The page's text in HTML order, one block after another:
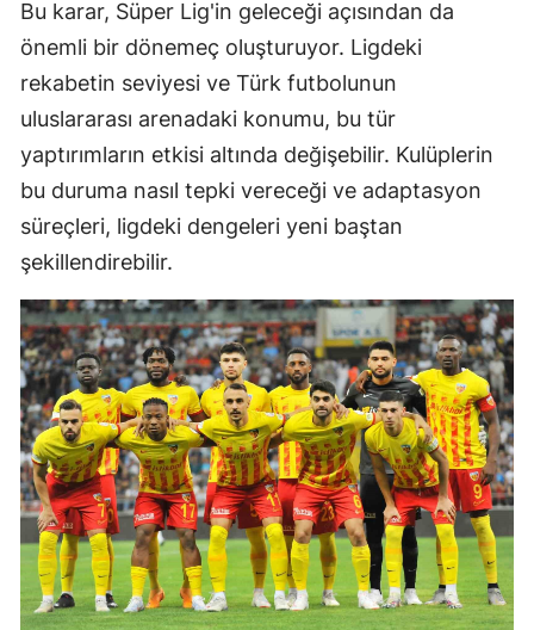
Bu karar, Süper Lig'in geleceği açısından da
önemli bir dönemeç oluşturuyor. Ligdeki
rekabetin seviyesi ve Türk futbolunun
uluslararası arenadaki konumu, bu tür
yaptırımların etkisi altında değişebilir. Kulüplerin
bu duruma nasıl tepki vereceği ve adaptasyon
süreçleri, ligdeki dengeleri yeni baştan
şekillendirebilir.